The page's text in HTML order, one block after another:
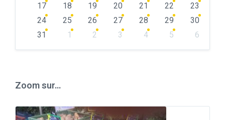
17
18 19 20 21 22
23
24
25 26 27 28 29
30
31
1 2 3 4 5
6
Zoom sur…